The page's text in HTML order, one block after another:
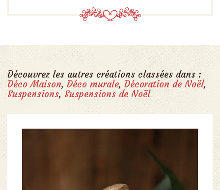
Découvrez les autres créations classées dans :
Déco Maison, Déco murale, Décoration de Noël,
Suspensions, Suspensions de Noël